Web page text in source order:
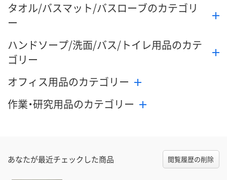
カゴへ カゴへ カ
タオル/バスマット/バスローブのカテゴリ
ー
ハンドソープ/洗面/バス/トイレ用品のカテ
ゴリー
オフィス用品のカテゴリー
作業・研究用品のカテゴリー
あなたが最近チェックした商品 閲覧履歴の削除